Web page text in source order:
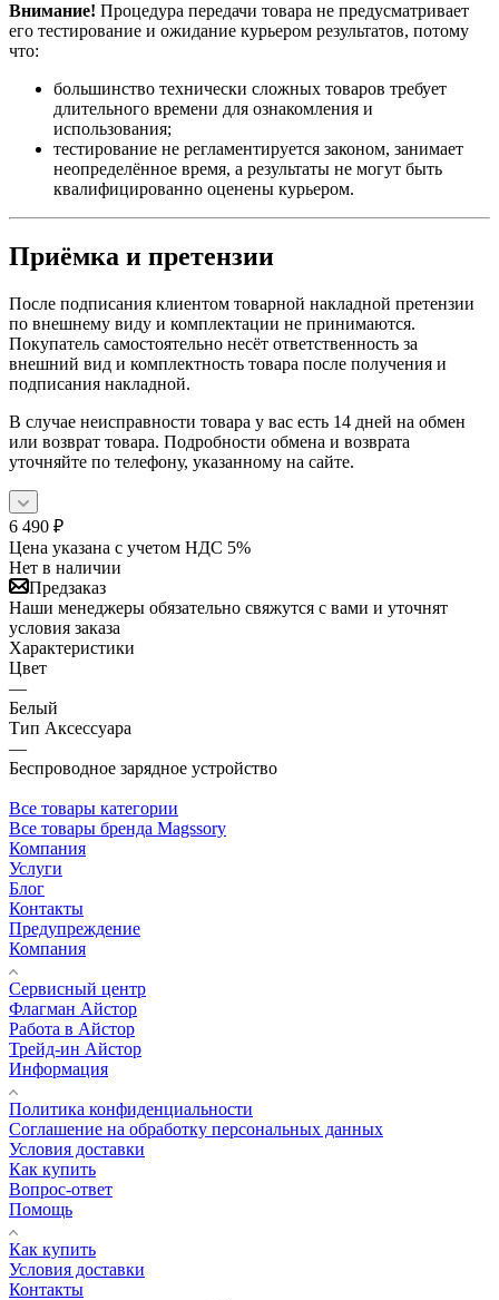
Внимание! Процедура передачи товара не предусматривает
его тестирование и ожидание курьером результатов, потому
что:
большинство технически сложных товаров требует
длительного времени для ознакомления и
использования;
тестирование не регламентируется законом, занимает
неопределённое время, а результаты не могут быть
квалифицированно оценены курьером.
Приёмка и претензии
После подписания клиентом товарной накладной претензии
по внешнему виду и комплектации не принимаются.
Покупатель самостоятельно несёт ответственность за
внешний вид и комплектность товара после получения и
подписания накладной.
В случае неисправности товара у вас есть 14 дней на обмен
или возврат товара. Подробности обмена и возврата
уточняйте по телефону, указанному на сайте.
6 490 ₽
Цена указана с учетом НДС 5%
Нет в наличии
Предзаказ
Наши менеджеры обязательно свяжутся с вами и уточнят
условия заказа
Характеристики
Цвет
—
Белый
Тип Аксессуара
—
Беспроводное зарядное устройство
Все товары категории
Все товары бренда Magssory
Компания
Услуги
Блог
Контакты
Предупреждение
Компания
Сервисный центр
Флагман Айстор
Работа в Айстор
Трейд-ин Айстор
Информация
Политика конфиденциальности
Соглашение на обработку персональных данных
Условия доставки
Как купить
Вопрос-ответ
Помощь
Как купить
Условия доставки
Контакты